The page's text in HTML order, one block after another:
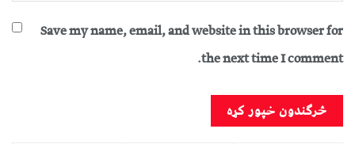
Save my name, email, and website in this browser for
the next time I comment.